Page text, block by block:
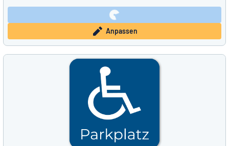
Anpassen